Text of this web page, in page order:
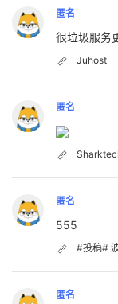
匿名
很垃圾服务
Juhost
匿名
匿名
555
#投稿#
匿名